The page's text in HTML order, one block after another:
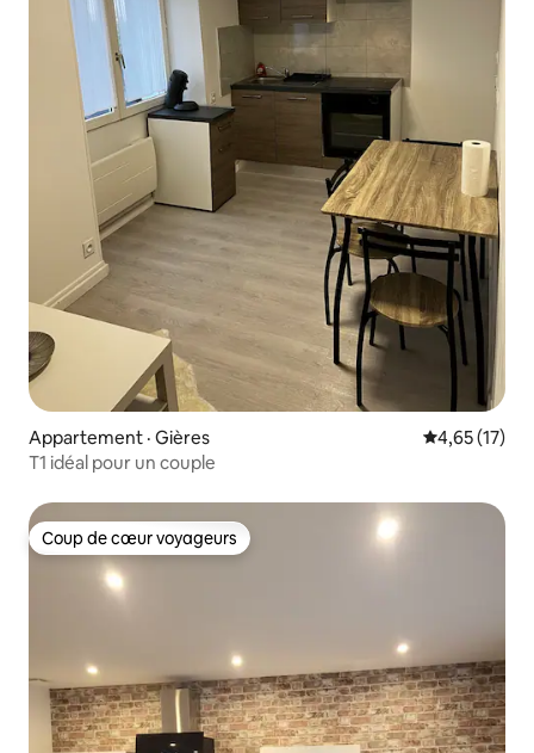
Appartement · Gières Note
4,65 (17)
T1 idéal pour un couple
Coup de cœur voyageurs
Coup de cœur voyageurs